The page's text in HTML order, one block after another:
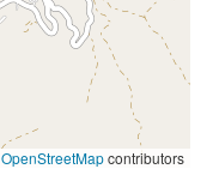
OpenStreetMapcontributors